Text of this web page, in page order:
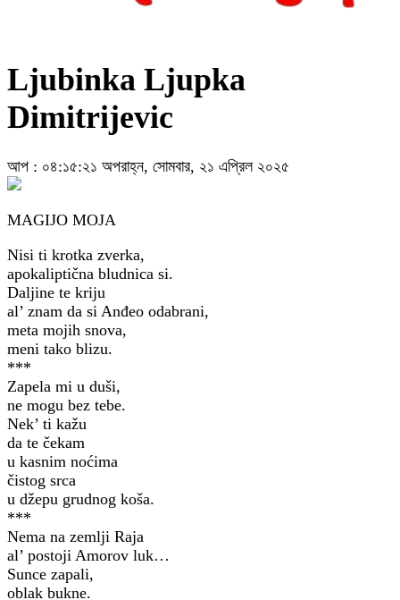
Ljubinka Ljupka
Dimitrijevic
আপ : ০৪:১৫:২১ অপরাহ্ন, সোমবার, ২১ এপ্রিল ২০২৫
MAGIJO MOJA
Nisi ti krotka zverka,
apokaliptična bludnica si.
Daljine te kriju
al’ znam da si Anđeo odabrani,
meta mojih snova,
meni tako blizu.
***
Zapela mi u duši,
ne mogu bez tebe.
Nek’ ti kažu
da te čekam
u kasnim noćima
čistog srca
u džepu grudnog koša.
***
Nema na zemlji Raja
al’ postoji Amorov luk…
Sunce zapali,
oblak bukne.